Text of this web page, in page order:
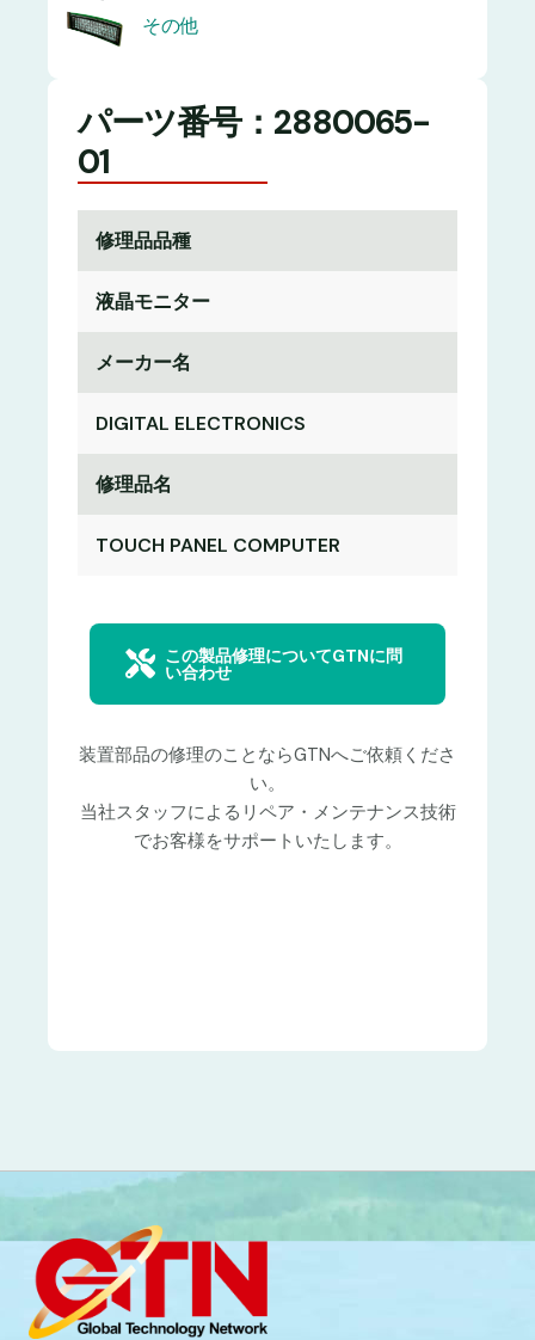
その他
パーツ番号：2880065-
01
修理品品種
液晶モニター
メーカー名
DIGITAL ELECTRONICS
修理品名
TOUCH PANEL COMPUTER
この製品修理についてGTNに問
い合わせ
装置部品の修理のことならGTNへご依頼くださ
い。
当社スタッフによるリペア・メンテナンス技術
でお客様をサポートいたします。